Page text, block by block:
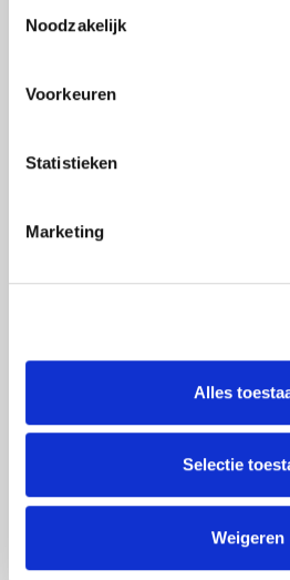
Noodzakelijk
Voorkeuren
Statistieken
Marketing
Alles
Selectie
Weigeren
Professionele vouwladder van het
Betrouwbare ladder voor professionals
Beschikbaarheid: